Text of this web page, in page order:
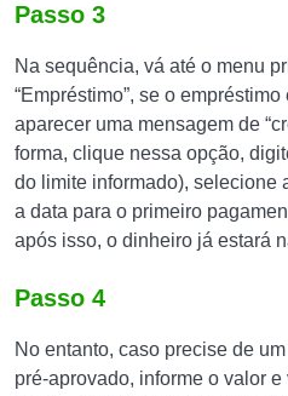
Passo 3
Na sequência, vá até o menu
“Empréstimo”, se o
aparecer uma mensagem de
forma, clique nessa opção,
do limite informado), selecione
a data para o primeiro
após isso, o dinheiro já estará
Passo 4
No entanto, caso precise de
pré-aprovado, informe o valor